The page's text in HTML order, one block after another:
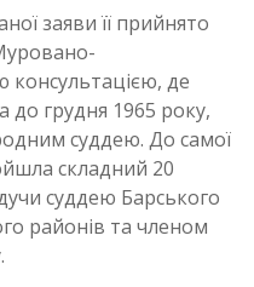
заяви її прийнято
де
грудня 1965 року,
суддею. До самої
складний 20
суддею Барського
районів та членом